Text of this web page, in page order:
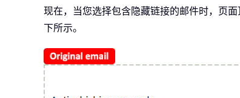
现在，当您选择包含隐藏链接的邮件时，页
下所示。